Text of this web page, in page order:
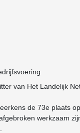
van Het Landelijk
de 73e plaats
werkzaam